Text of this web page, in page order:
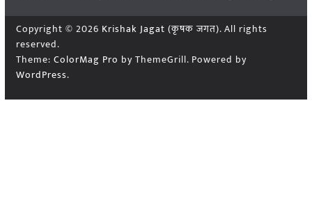
Copyright © 2026 Krishak Jagat (कृषक जगत). All rights
reserved.
Theme: ColorMag Pro by ThemeGrill. Powered by
WordPress.